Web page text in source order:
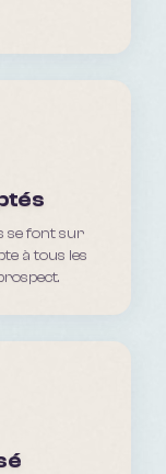
se font sur
à tous les